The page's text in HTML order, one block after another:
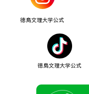
徳島文理大学公式
徳島文理大学公式